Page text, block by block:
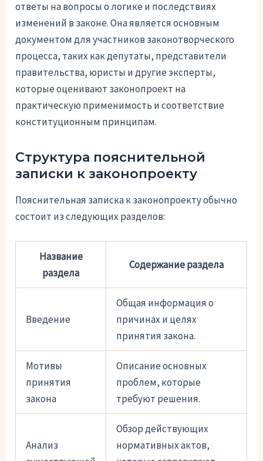
ответы на вопросы о логике и последствиях
изменений в законе. Она является основным
документом для участников законотворческого
процесса, таких как депутаты, представители
правительства, юристы и другие эксперты,
которые оценивают законопроект на
практическую применимость и соответствие
конституционным принципам.
Структура пояснительной
записки к законопроекту
Пояснительная записка к законопроекту обычно
состоит из следующих разделов:
Название
раздела
Содержание раздела
Введение
Общая информация о
причинах и целях
принятия закона.
Мотивы
принятия
закона
Описание основных
проблем, которые
требуют решения.
Анализ
Обзор действующих
нормативных актов,